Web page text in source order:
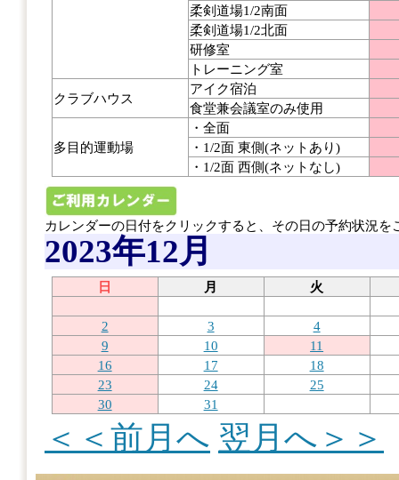
柔剣道場1/2南面
柔剣道場1/2北面
研修室
トレーニング室
クラブハウス
アイク宿泊
食堂兼会議室のみ使用
多目的運動場
・全面
・1/2面 東側(ネットあり)
・1/2面 西側(ネットなし)
カレンダーの日付をクリックすると、その日の予約状況を
2023年12月
日 月 火
2 3
4
9
10
11
16
17
18
23
24
25
30
31
＜＜前月へ 翌月へ＞＞